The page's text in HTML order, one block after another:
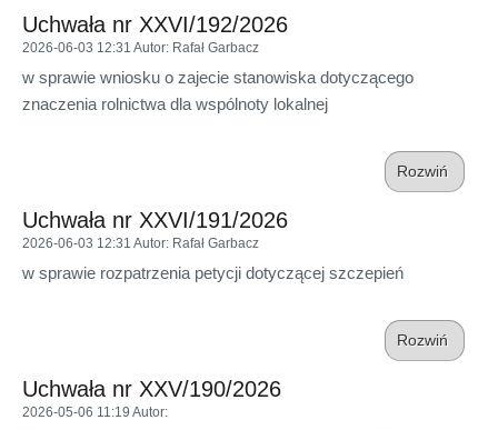
Uchwała nr XXVI/192/2026
2026-06-03 12:31 Autor: Rafał Garbacz
w sprawie wniosku o zajecie stanowiska dotyczącego
znaczenia rolnictwa dla wspólnoty lokalnej
Rozwiń
Uchwała nr XXVI/191/2026
2026-06-03 12:31 Autor: Rafał Garbacz
w sprawie rozpatrzenia petycji dotyczącej szczepień
Rozwiń
Uchwała nr XXV/190/2026
2026-05-06 11:19 Autor: